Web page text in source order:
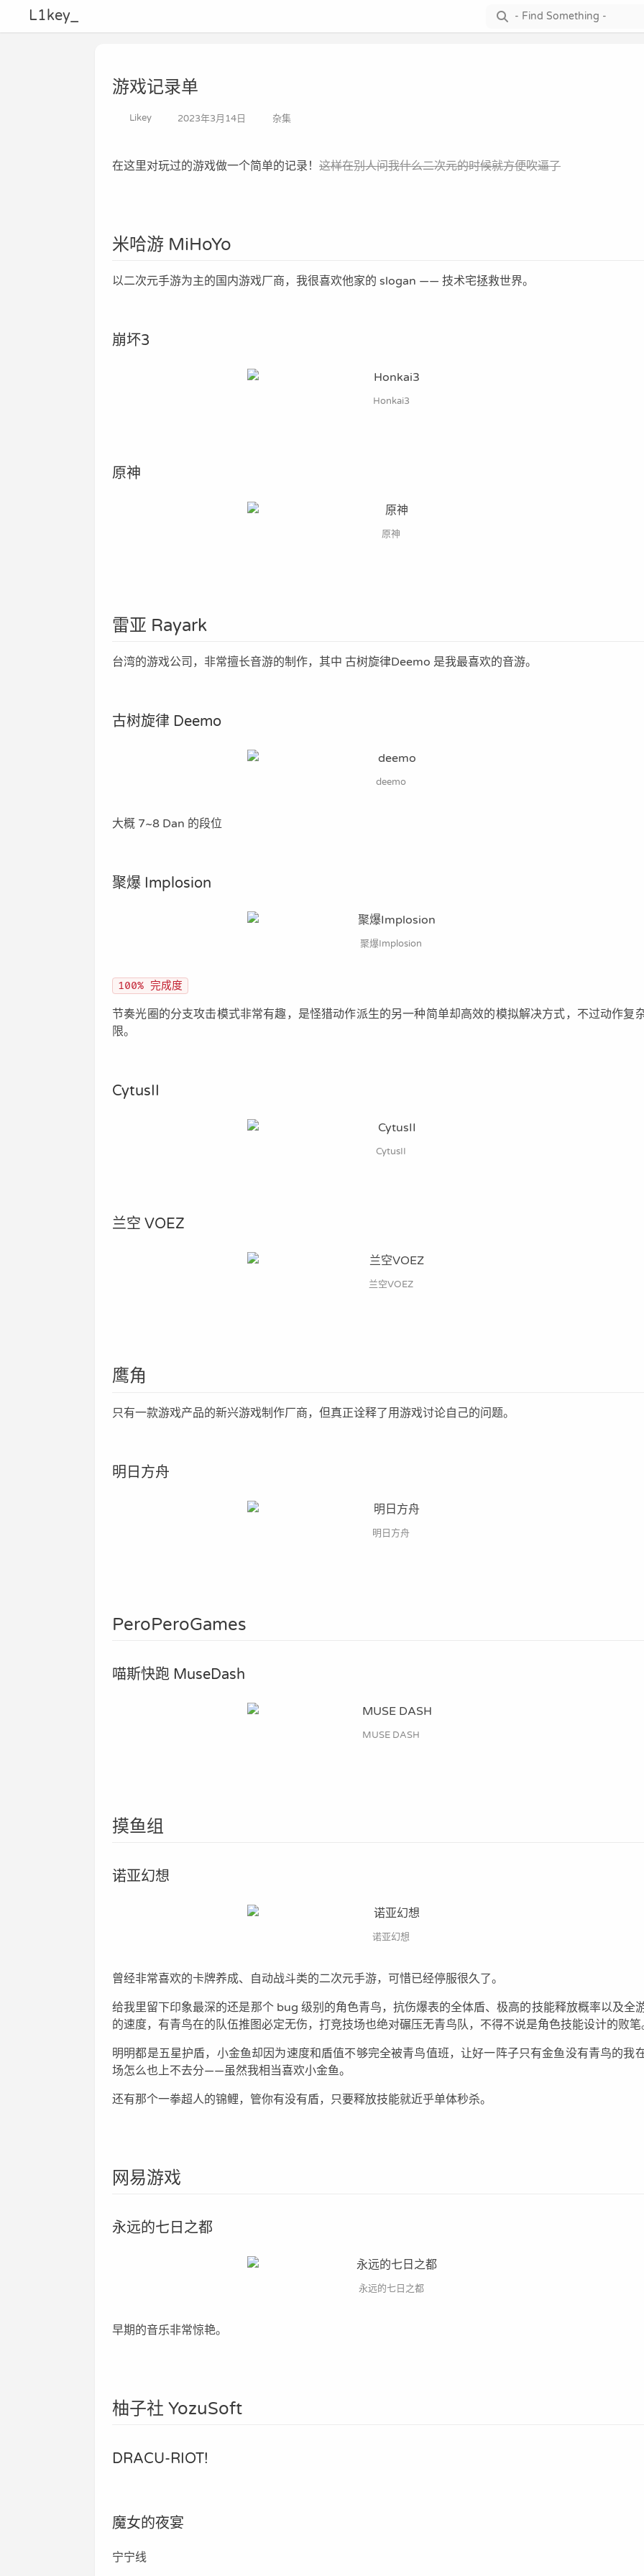
L1key_
游戏记录单
Likey 2023年3月14日 杂集
在这里对玩过的游戏做一个简单的记录！ 这样在别人问我什么二次元的时候就方便吹逼了
米哈游 MiHoYo
以二次元手游为主的国内游戏厂商，我很喜欢他家的 slogan —— 技术宅拯救世界。
崩坏3
Honkai3
原神
原神
雷亚 Rayark
台湾的游戏公司，非常擅长音游的制作，其中 古树旋律Deemo 是我最喜欢的音游。
古树旋律 Deemo
deemo
大概 7~8 Dan 的段位
聚爆 Implosion
聚爆Implosion
100% 完成度
节奏光圈的分支攻击模式非常有趣，是怪猎动作派生的另一种简单却高效的模拟解决方式，不过动作复
限。
CytusII
CytusII
兰空 VOEZ
兰空VOEZ
鹰角
只有一款游戏产品的新兴游戏制作厂商，但真正诠释了用游戏讨论自己的问题。
明日方舟
明日方舟
PeroPeroGames
喵斯快跑 MuseDash
MUSE DASH
摸鱼组
诺亚幻想
诺亚幻想
曾经非常喜欢的卡牌养成、自动战斗类的二次元手游，可惜已经停服很久了。
给我里留下印象最深的还是那个 bug 级别的角色青鸟，抗伤爆表的全体盾、极高的技能释放概率以及全
的速度，有青鸟在的队伍推图必定无伤，打竞技场也绝对碾压无青鸟队，不得不说是角色技能设计的败笔
明明都是五星护盾，小金鱼却因为速度和盾值不够完全被青鸟值班，让好一阵子只有金鱼没有青鸟的我
场怎么也上不去分——虽然我相当喜欢小金鱼。
还有那个一拳超人的锦鲤，管你有没有盾，只要释放技能就近乎单体秒杀。
网易游戏
永远的七日之都
永远的七日之都
早期的音乐非常惊艳。
柚子社 YozuSoft
DRACU-RIOT!
魔女的夜宴
宁宁线